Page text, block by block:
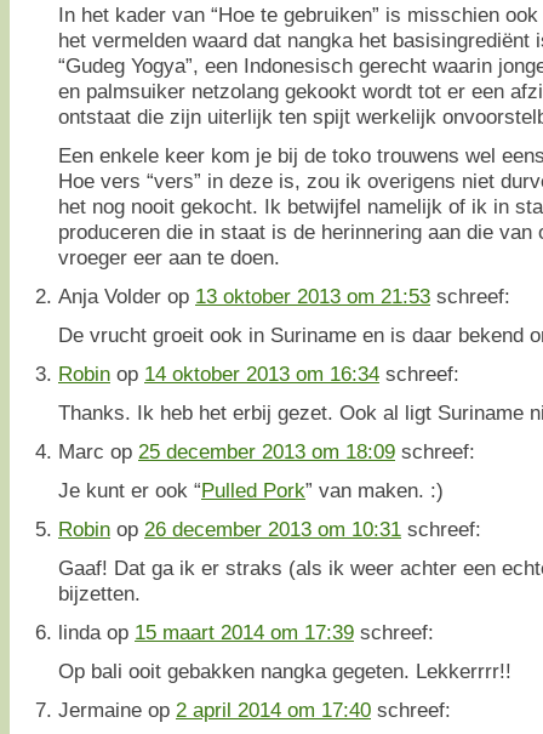
In het kader van “Hoe te gebruiken” is misschien
het vermelden waard dat nangka het basisingrediënt
“Gudeg Yogya”, een Indonesisch gerecht waarin
en palmsuiker netzolang gekookt wordt tot er een
ontstaat die zijn uiterlijk ten spijt werkelijk
Een enkele keer kom je bij de toko trouwens wel
Hoe vers “vers” in deze is, zou ik overigens niet
het nog nooit gekocht. Ik betwijfel namelijk of ik in
produceren die in staat is de herinnering aan die
vroeger eer aan te doen.
Anja Volder op 13 oktober 2013 om 21:53 schreef:
De vrucht groeit ook in Suriname en is daar bekend
Robin op 14 oktober 2013 om 16:34 schreef:
Thanks. Ik heb het erbij gezet. Ook al ligt Suriname
Marc op 25 december 2013 om 18:09 schreef:
Je kunt er ook “Pulled Pork” van maken. :)
Robin op 26 december 2013 om 10:31 schreef:
Gaaf! Dat ga ik er straks (als ik weer achter een
bijzetten.
linda op 15 maart 2014 om 17:39 schreef:
Op bali ooit gebakken nangka gegeten. Lekkerrrr!!
Jermaine op 2 april 2014 om 17:40 schreef: